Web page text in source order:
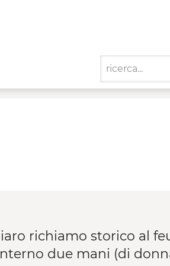
richiamo storico al
due mani (di